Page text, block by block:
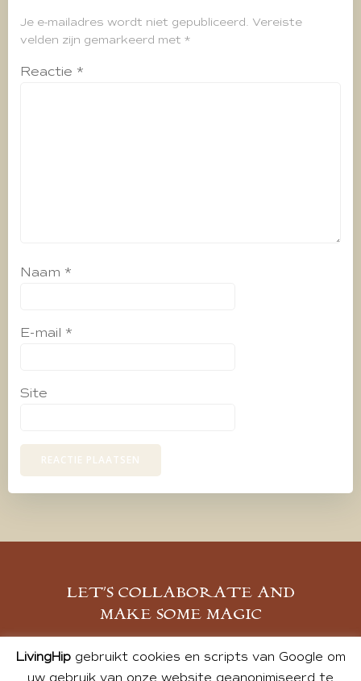
Je e-mailadres wordt niet gepubliceerd. Vereiste
velden zijn gemarkeerd met *
Reactie *
Naam *
E-mail *
Site
LET’S COLLABORATE AND
MAKE SOME MAGIC
MELD JE AAN
LivingHipgebruikt cookies en scripts van Google om
uw gebruik van onze website geanonimiseerd te